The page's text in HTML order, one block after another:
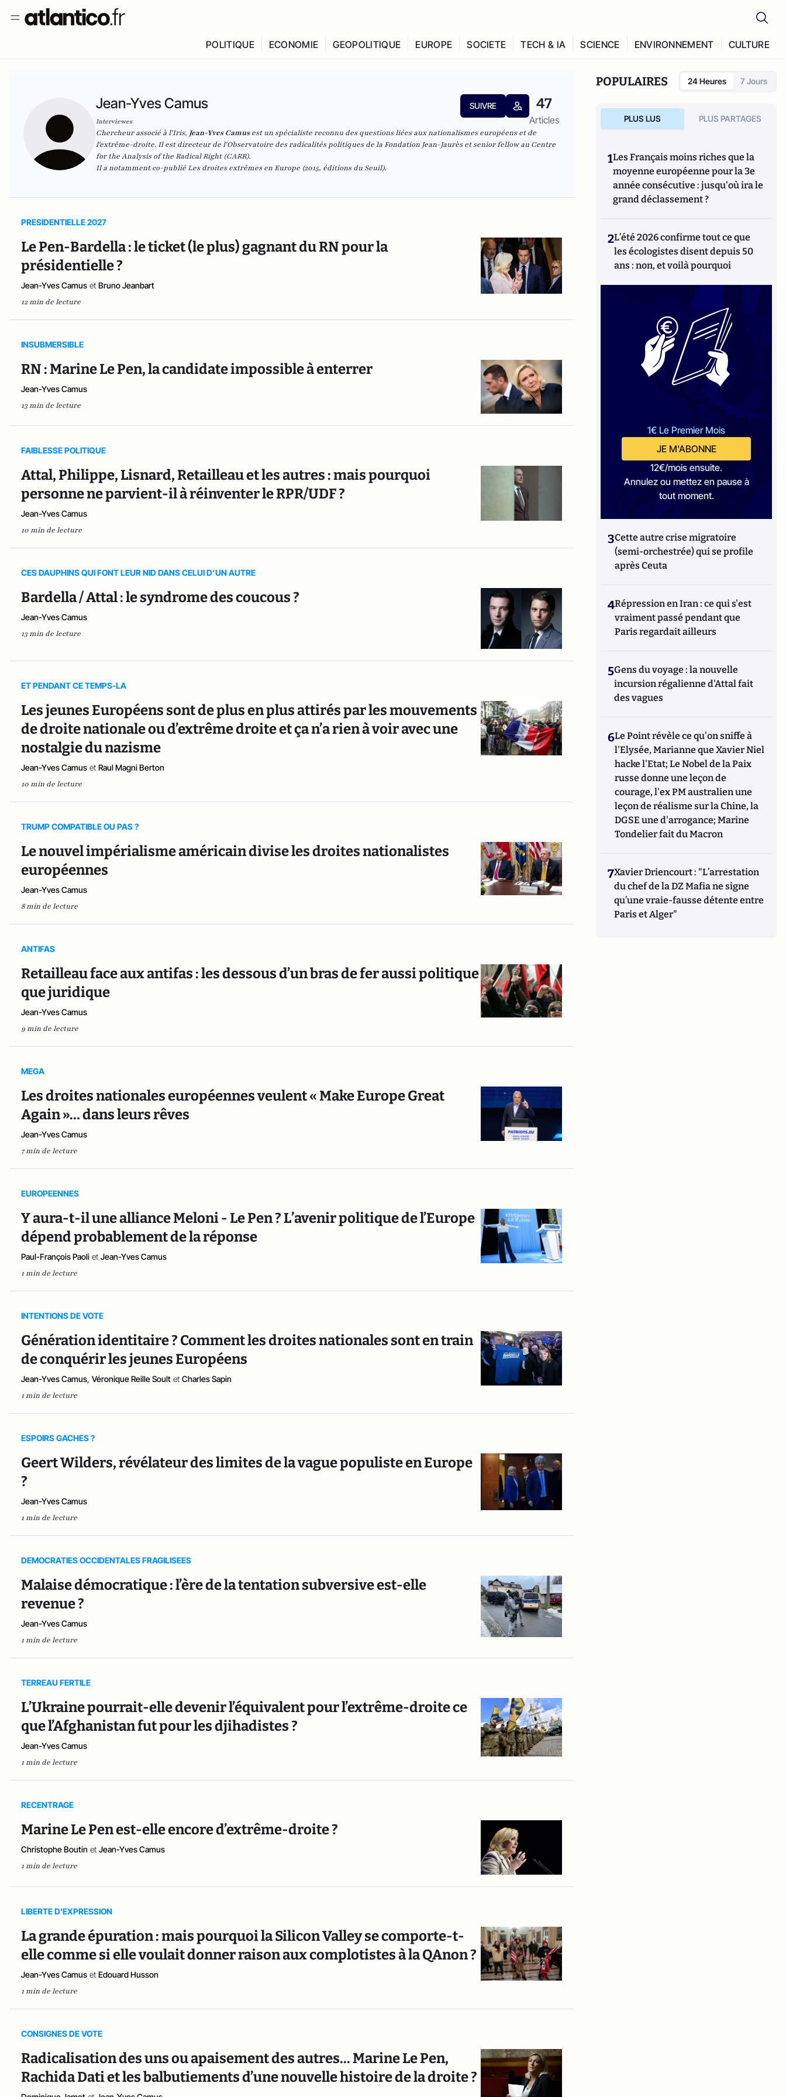
POLITIQUE ECONOMIE GEOPOLITIQUE EUROPE SOCIETE TECH & IA SCIENCE ENVIRONNEMENT CULTURE
Jean-Yves Camus
Interviewes
SUIVRE 47
Articles
Chercheur associé à l'Iris, Jean-Yves Camusest un spécialiste reconnu des questions liées aux nationalismes européens et de
l'extrême-droite. Il est directeur del'Observatoire des radicalités politiques de la Fondation Jean-Jaurèset senior fellow au Centre
for the Analysis of the Radical Right (CARR).
Il a notamment co-publiéLes droites extrêmes en Europe (2015, éditions du Seuil).
PRESIDENTIELLE 2027
Le Pen-Bardella : le ticket (le plus) gagnant du RN pour la
présidentielle ?
Jean-Yves Camus et Bruno Jeanbart
12 min de lecture
INSUBMERSIBLE
RN : Marine Le Pen, la candidate impossible à enterrer
Jean-Yves Camus
13 min de lecture
FAIBLESSE POLITIQUE
Attal, Philippe, Lisnard, Retailleau et les autres : mais pourquoi
personne ne parvient-il à réinventer le RPR/UDF ?
Jean-Yves Camus
10 min de lecture
CES DAUPHINS QUI FONT LEUR NID DANS CELUI D’UN AUTRE
Bardella / Attal : le syndrome des coucous ?
Jean-Yves Camus
13 min de lecture
ET PENDANT CE TEMPS-LA
Les jeunes Européens sont de plus en plus attirés par les mouvements
de droite nationale ou d’extrême droite et ça n’a rien à voir avec une
nostalgie du nazisme
Jean-Yves Camus et Raul Magni Berton
10 min de lecture
TRUMP COMPATIBLE OU PAS ?
Le nouvel impérialisme américain divise les droites nationalistes
européennes
Jean-Yves Camus
8 min de lecture
ANTIFAS
Retailleau face aux antifas : les dessous d’un bras de fer aussi politique
que juridique
Jean-Yves Camus
9 min de lecture
MEGA
Les droites nationales européennes veulent « Make Europe Great
Again »… dans leurs rêves
Jean-Yves Camus
7 min de lecture
EUROPEENNES
Y aura-t-il une alliance Meloni - Le Pen ? L’avenir politique de l’Europe
dépend probablement de la réponse
Paul-François Paoli et Jean-Yves Camus
1 min de lecture
INTENTIONS DE VOTE
Génération identitaire ? Comment les droites nationales sont en train
de conquérir les jeunes Européens
Jean-Yves Camus, Véronique Reille Soult et Charles Sapin
1 min de lecture
ESPOIRS GACHES ?
Geert Wilders, révélateur des limites de la vague populiste en Europe
?
Jean-Yves Camus
1 min de lecture
DEMOCRATIES OCCIDENTALES FRAGILISEES
Malaise démocratique : l’ère de la tentation subversive est-elle
revenue ?
Jean-Yves Camus
1 min de lecture
TERREAU FERTILE
L’Ukraine pourrait-elle devenir l’équivalent pour l’extrême-droite ce
que l’Afghanistan fut pour les djihadistes ?
Jean-Yves Camus
1 min de lecture
RECENTRAGE
Marine Le Pen est-elle encore d’extrême-droite ?
Christophe Boutin et Jean-Yves Camus
1 min de lecture
LIBERTE D'EXPRESSION
La grande épuration : mais pourquoi la Silicon Valley se comporte-t-
elle comme si elle voulait donner raison aux complotistes à la QAnon ?
Jean-Yves Camus et Edouard Husson
1 min de lecture
CONSIGNES DE VOTE
Radicalisation des uns ou apaisement des autres... Marine Le Pen,
Rachida Dati et les balbutiements d’une nouvelle histoire de la droite ?
POPULAIRES 24 Heures 7 Jours
PLUS LUS PLUS PARTAGES
1Les Français moins riches que la
moyenne européenne pour la 3e
année consécutive : jusqu'où ira le
grand déclassement ?
2L’été 2026 confirme tout ce que
les écologistes disent depuis 50
ans : non, et voilà pourquoi
1€ Le Premier Mois
JE M'ABONNE
12€/mois ensuite.
Annulez ou mettez en pause à
tout moment.
3Cette autre crise migratoire
(semi-orchestrée) qui se profile
après Ceuta
4Répression en Iran : ce qui s'est
vraiment passé pendant que
Paris regardait ailleurs
5Gens du voyage : la nouvelle
incursion régalienne d'Attal fait
des vagues
6Le Point révèle ce qu'on sniffe à
l'Elysée, Marianne que Xavier Niel
hacke l'Etat; Le Nobel de la Paix
russe donne une leçon de
courage, l'ex PM australien une
leçon de réalisme sur la Chine, la
DGSE une d'arrogance; Marine
Tondelier fait du Macron
7Xavier Driencourt : "L’arrestation
du chef de la DZ Mafia ne signe
qu’une vraie-fausse détente entre
Paris et Alger"